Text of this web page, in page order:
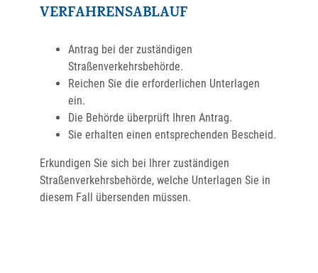
VERFAHRENSABLAUF
Antrag bei der zuständigen
Straßenverkehrsbehörde.
Reichen Sie die erforderlichen Unterlagen
ein.
Die Behörde überprüft Ihren Antrag.
Sie erhalten einen entsprechenden Bescheid.
Erkundigen Sie sich bei Ihrer zuständigen
Straßenverkehrsbehörde, welche Unterlagen Sie in
diesem Fall übersenden müssen.